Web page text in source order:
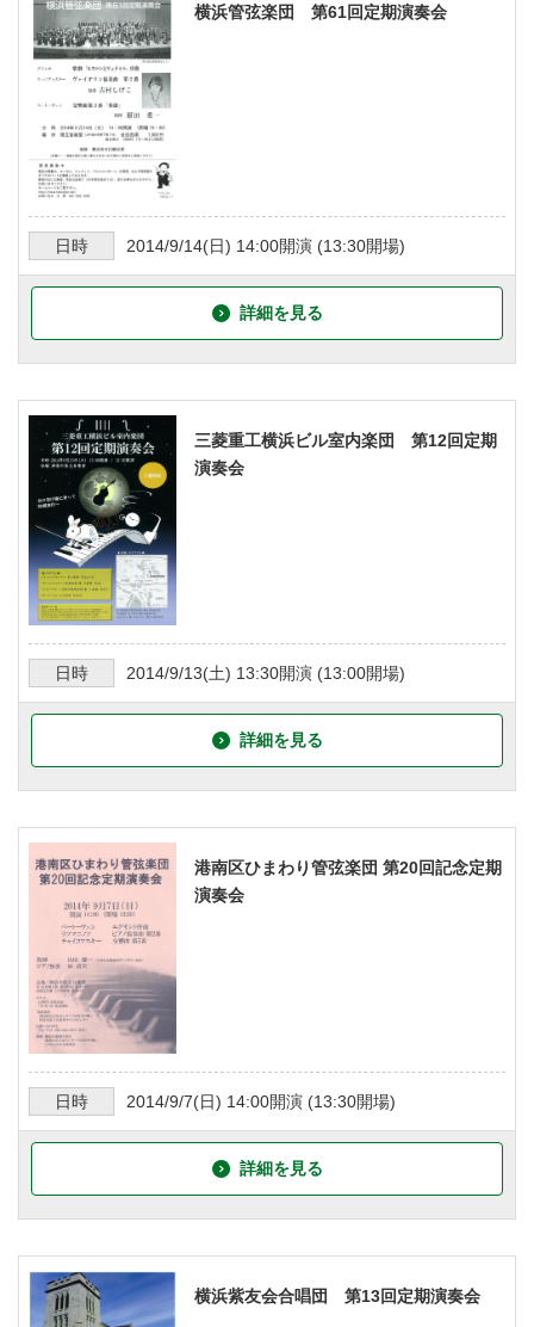
横浜管弦楽団 第61回定期演奏会
日時 2014/9/14(日) 14:00開演 (13:30開場)
詳細を見る
三菱重工横浜ビル室内楽団 第12回定期
演奏会
日時 2014/9/13(土) 13:30開演 (13:00開場)
詳細を見る
港南区ひまわり管弦楽団 第20回記念定期
演奏会
日時 2014/9/7(日) 14:00開演 (13:30開場)
詳細を見る
横浜紫友会合唱団 第13回定期演奏会